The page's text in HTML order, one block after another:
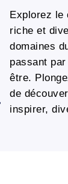
Explorez le
riche et
domaines
passant
être.
de
inspirer,